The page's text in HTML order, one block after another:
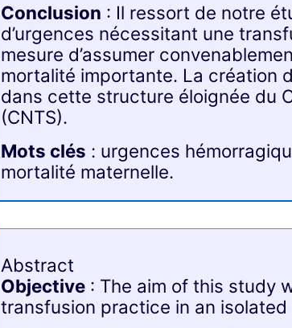
Conclusion : Il ressort de notre
d’urgences nécessitant une
mesure d’assumer
mortalité importante. La création
dans cette structure éloignée du
(CNTS).
Mots clés : urgences
mortalité maternelle.
Abstract
Objective : The aim of this study
transfusion practice in an